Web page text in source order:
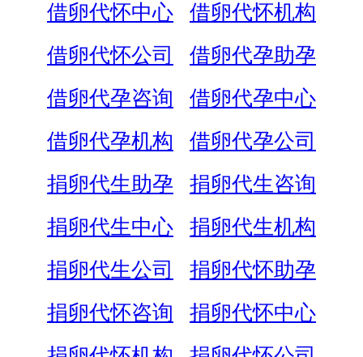
借卵代怀中心
借卵代怀机构
借卵代怀公司
借卵代孕助孕
借卵代孕咨询
借卵代孕中心
借卵代孕机构
借卵代孕公司
捐卵代生助孕
捐卵代生咨询
捐卵代生中心
捐卵代生机构
捐卵代生公司
捐卵代怀助孕
捐卵代怀咨询
捐卵代怀中心